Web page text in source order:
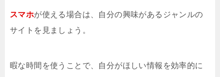
スマホが使える場合は、自分の興味があるジャンルの
サイトを見ましょう。
暇な時間を使うことで、自分がほしい情報を効率的に